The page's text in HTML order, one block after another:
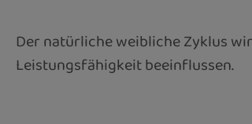
Der natürliche weibliche Zyklus
Leistungsfähigkeit beeinflussen.